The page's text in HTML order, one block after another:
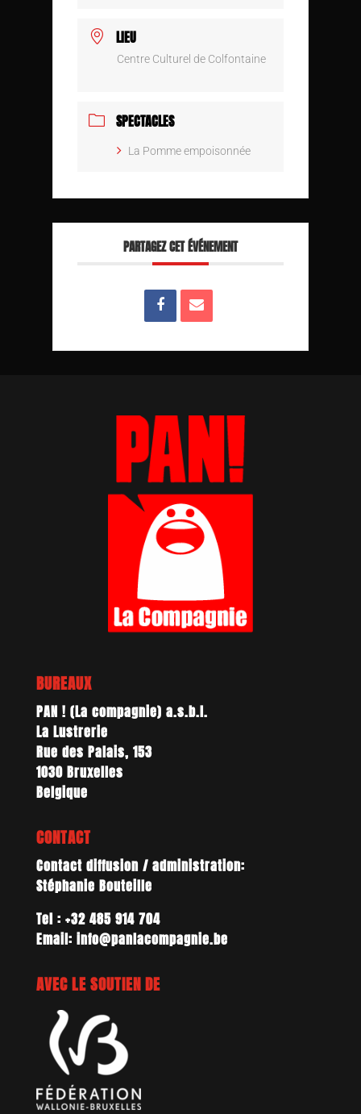
LIEU
Centre Culturel de Colfontaine
SPECTACLES
La Pomme empoisonnée
PARTAGEZ CET ÉVÉNEMENT
BUREAUX
PAN ! (La compagnie) a.s.b.l.
La Lustrerie
Rue des Palais, 153
1030 Bruxelles
Belgique
CONTACT
Contact diffusion / administration:
Stéphanie Bouteille
Tel : +32 485 914 704
Email: info@panlacompagnie.be
AVEC LE SOUTIEN DE